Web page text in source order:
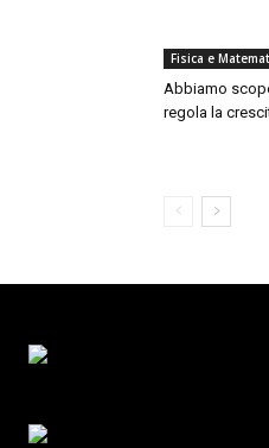
Fisica e
Abbiamo
regola la